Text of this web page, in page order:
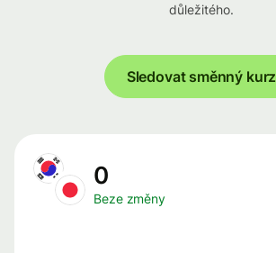
důležitého.
Sledovat směnný kurz
0
Beze změny